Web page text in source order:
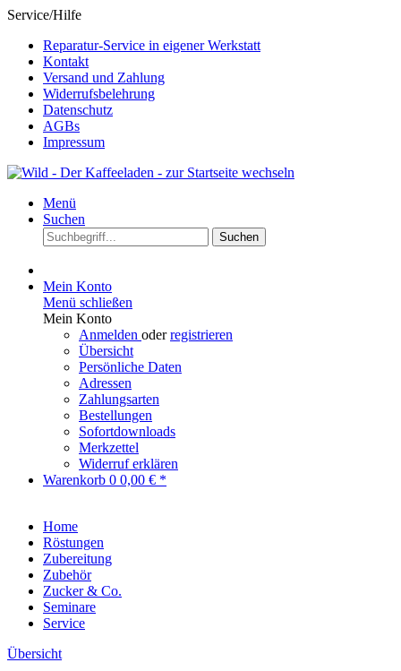
Service/Hilfe
Reparatur-Service in eigener Werkstatt
Kontakt
Versand und Zahlung
Widerrufsbelehrung
Datenschutz
AGBs
Impressum
Menü
Suchen
Suchen
Mein Konto
Menü schließen
Mein Konto
Anmelden oderregistrieren
Übersicht
Persönliche Daten
Adressen
Zahlungsarten
Bestellungen
Sofortdownloads
Merkzettel
Widerruf erklären
Warenkorb 0 0,00 € *
Home
Röstungen
Zubereitung
Zubehör
Zucker & Co.
Seminare
Service
Übersicht